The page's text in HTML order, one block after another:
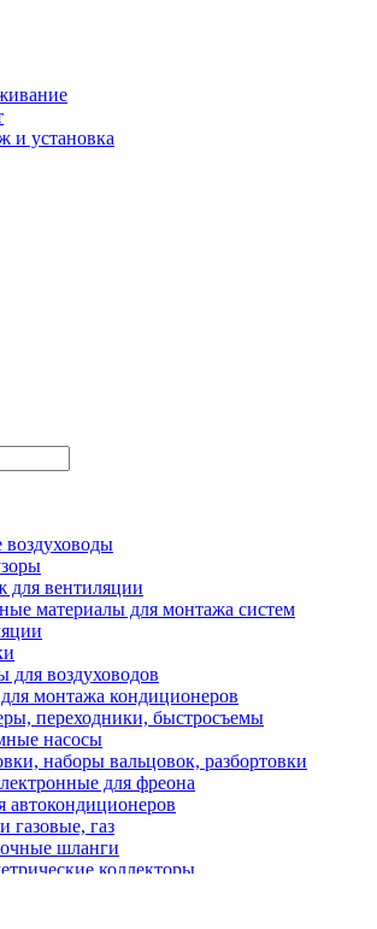
и установка
воздуховоды
для вентиляции
материалы для монтажа систем
для воздуховодов
монтажа кондиционеров
переходники, быстросъемы
насосы
наборы вальцовок, разбортовки
для фреона
автокондиционеров
газовые, газ
шланги
коллекторы